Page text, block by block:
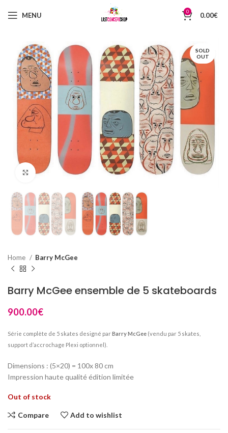
MENU 0 0.00€
SOLD
OUT
Click to enlarge
Home Barry McGee
Barry McGee ensemble de 5 skateboards
900.00€
Série complète de 5 skates designé parBarry McGee (vendu par 5 skates,
support d’accrochage Plexi optionnel).
Dimensions : (5×20) = 100x 80 cm
Impression haute qualité édition limitée
Out of stock
Compare Add to wishlist